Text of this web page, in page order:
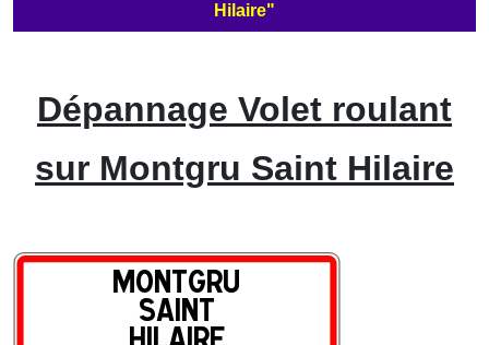
Hilaire"
Dépannage Volet roulant
sur Montgru Saint Hilaire